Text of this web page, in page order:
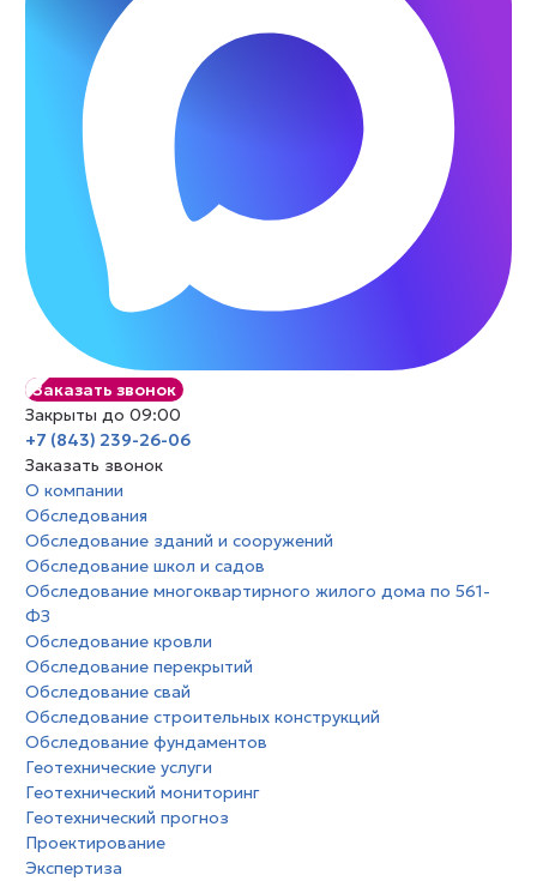
Заказать звонок
Закрыты до 09:00
+7 (843) 239-26-06
Заказать звонок
О компании
Обследования
Обследование зданий и сооружений
Обследование школ и садов
Обследование многоквартирного жилого дома по 561-
ФЗ
Обследование кровли
Обследование перекрытий
Обследование свай
Обследование строительных конструкций
Обследование фундаментов
Геотехнические услуги
Геотехнический мониторинг
Геотехнический прогноз
Проектирование
Экспертиза